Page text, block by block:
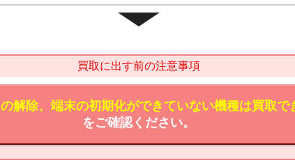
買取に出す前の注意事項
解除、端末の初期化ができていない機種は買取で
をご確認ください。